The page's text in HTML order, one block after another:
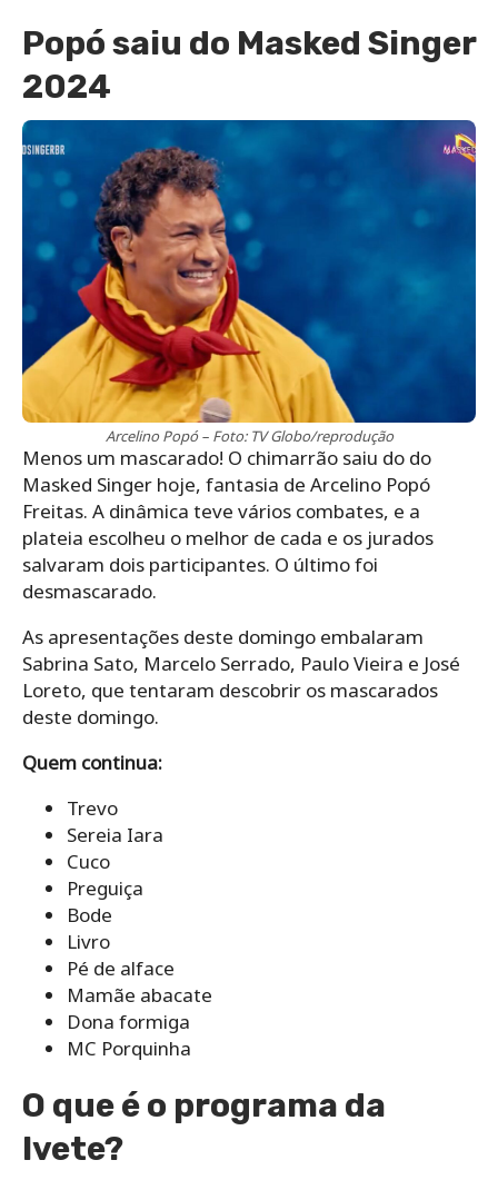
Popó saiu do Masked Singer
2024
Arcelino Popó – Foto: TV Globo/reprodução
Menos um mascarado! O chimarrão saiu do do
Masked Singer hoje, fantasia de Arcelino Popó
Freitas. A dinâmica teve vários combates, e a
plateia escolheu o melhor de cada e os jurados
salvaram dois participantes. O último foi
desmascarado.
As apresentações deste domingo embalaram
Sabrina Sato, Marcelo Serrado, Paulo Vieira e José
Loreto, que tentaram descobrir os mascarados
deste domingo.
Quem continua:
Trevo
Sereia Iara
Cuco
Preguiça
Bode
Livro
Pé de alface
Mamãe abacate
Dona formiga
MC Porquinha
O que é o programa da
Ivete?